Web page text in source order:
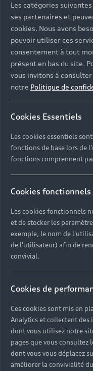
Découvrez
Audi
Les catégories
ses partenaires et
cookies. Nous avons
pouvoir utiliser ces
consentement à tout
présent en bas du site.
vous invitons à
notre Politique de
Cookies Essentiels
Les cookies essentiels
fonctions de base lors de
fonctions comprennent
Cookies fonctionnels
Les cookies fonctionnels
et de stocker les
exemple, le nom de
de l'utilisateur) afin de
convivial.
Cookies de
Ces cookies sont mis en
Analytics et collectent
dont vous utilisez notre
pages que vous consultez
dont vous vous déplacez
améliorer la convivialité